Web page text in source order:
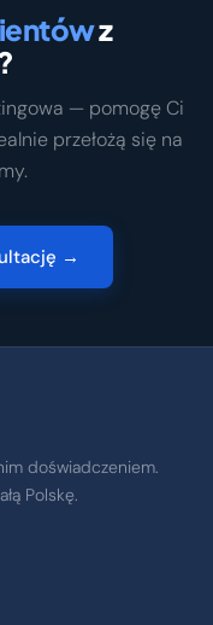
z
— pomogę Ci
przełożą się na
→
doświadczeniem.
Polskę.